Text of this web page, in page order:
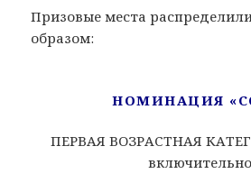
Призовые места
образом:
НОМИНАЦИЯ
ПЕРВАЯ ВОЗРАСТНАЯ